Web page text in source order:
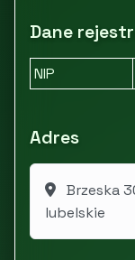
Dane
NIP
Adres
Brzeska
lubelskie